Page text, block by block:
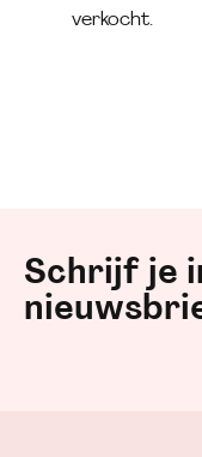
verkocht.
Schrijf je